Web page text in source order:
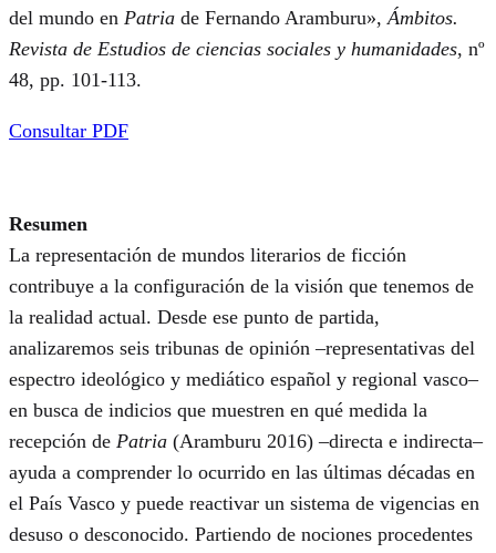
del mundo en Patria de Fernando Aramburu»,Ámbitos.
Revista de Estudios de ciencias sociales y humanidades, nº
48, pp. 101-113.
Consultar PDF
Resumen
La representación de mundos literarios de ficción
contribuye a la configuración de la visión que tenemos de
la realidad actual. Desde ese punto de partida,
analizaremos seis tribunas de opinión –representativas del
espectro ideológico y mediático español y regional vasco–
en busca de indicios que muestren en qué medida la
recepción de Patria (Aramburu 2016) –directa e indirecta–
ayuda a comprender lo ocurrido en las últimas décadas en
el País Vasco y puede reactivar un sistema de vigencias en
desuso o desconocido. Partiendo de nociones procedentes